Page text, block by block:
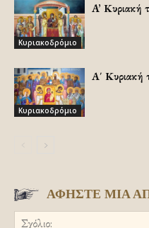
Κυριακοδρόμιο
A’ Κυριακή
Κυριακοδρόμιο
Α΄ Κυριακή
ΑΦΗΣΤΕ ΜΙΑ